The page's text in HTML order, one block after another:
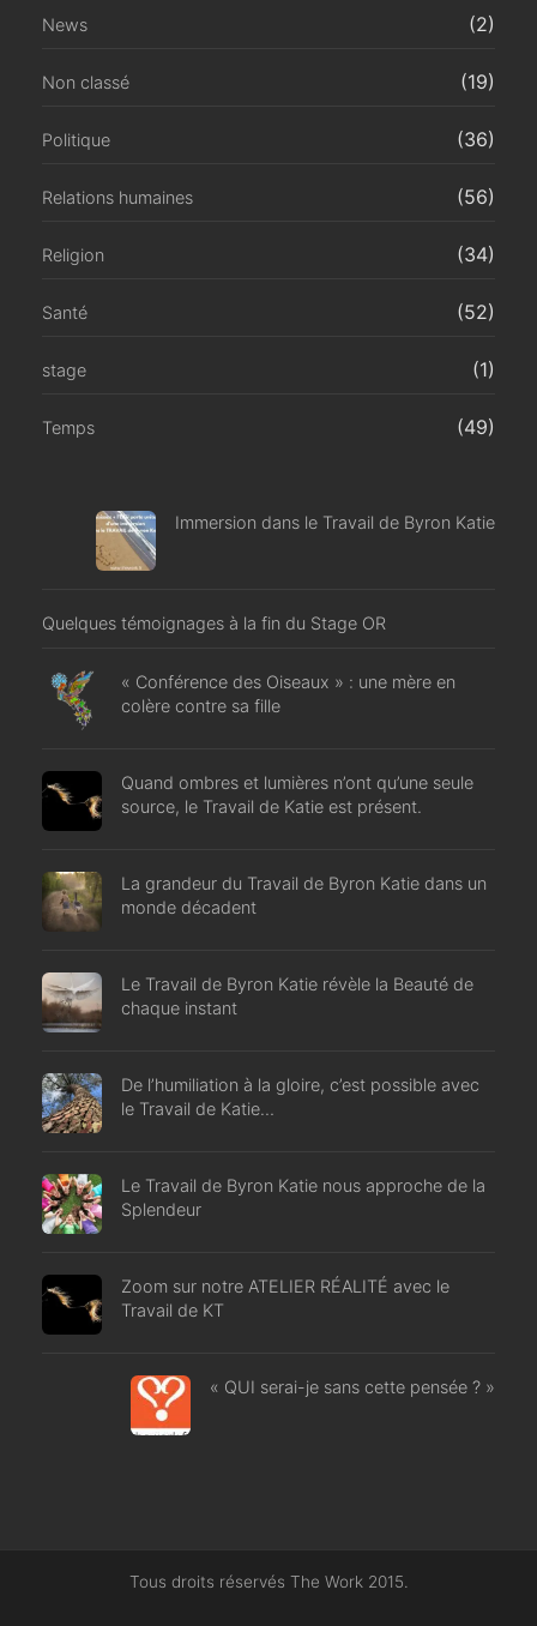
News (2)
Non classé (19)
Politique (36)
Relations humaines (56)
Religion (34)
Santé (52)
stage (1)
Temps (49)
Immersion dans le Travail de Byron Katie
Quelques témoignages à la fin du Stage OR
« Conférence des Oiseaux » : une mère en
colère contre sa fille
Quand ombres et lumières n’ont qu’une seule
source, le Travail de Katie est présent.
La grandeur du Travail de Byron Katie dans un
monde décadent
Le Travail de Byron Katie révèle la Beauté de
chaque instant
De l’humiliation à la gloire, c’est possible avec
le Travail de Katie…
Le Travail de Byron Katie nous approche de la
Splendeur
Zoom sur notre ATELIER RÉALITÉ avec le
Travail de KT
« QUI serai-je sans cette pensée ? »
Tous droits réservés The Work 2015.